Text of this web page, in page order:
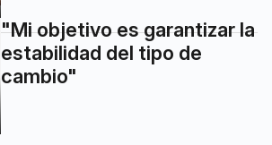
"Mi objetivo es garantizar la
estabilidad del tipo de
cambio"